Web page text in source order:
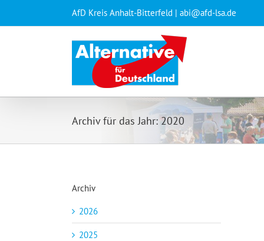
springen
AfD Kreis Anhalt-Bitterfeld | abi@afd-lsa.de
Archiv für das Jahr: 2020
Archiv
2026
2025